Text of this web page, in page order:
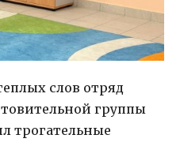
слов отряд
группы
трогательные